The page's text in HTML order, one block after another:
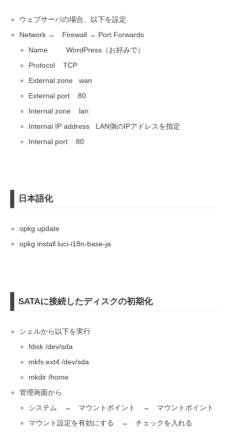
ウェブサーバの場合、以下を設定
Network → Firewall → Port Forwards
Name WordPress（お好みで）
Protocol TCP
External zone wan
External port 80
Internal zone lan
Internal IP address LAN側のIPアドレスを指定
Internal port 80
日本語化
opkg update
opkg install luci-i18n-base-ja
SATAに接続したディスクの初期化
シェルから以下を実行
fdisk /dev/sda
mkfs.ext4 /dev/sda
mkdir /home
管理画面から
システム → マウントポイント → マウントポイント
マウント設定を有効にする → チェックを入れる